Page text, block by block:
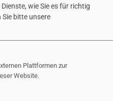
wie Sie es für richtig
Sie bitte unsere
Plattformen zur
Website.